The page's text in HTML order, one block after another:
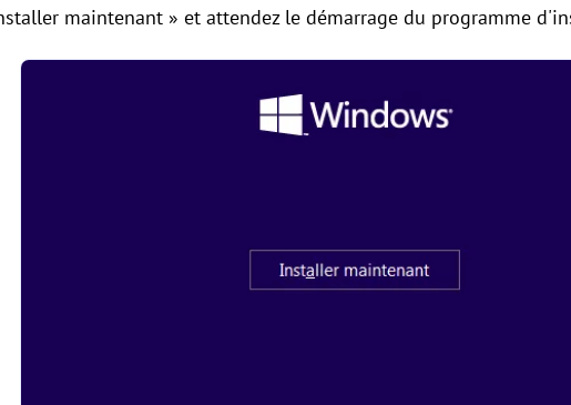
maintenant » et attendez le démarrage du programme